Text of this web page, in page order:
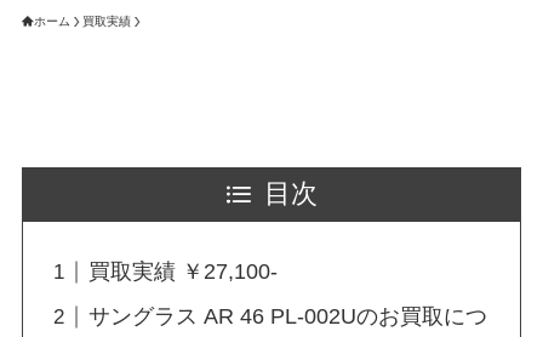
ホーム 買取実績
目次
買取実績 ￥27,100-
サングラス AR 46 PL-002Uのお買取につ